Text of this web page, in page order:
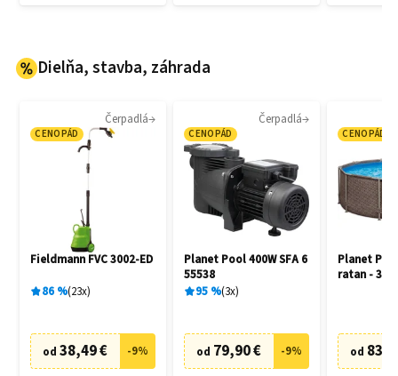
Dielňa, stavba, záhrada
Čerpadlá
CENOPÁD
Fieldmann FVC 3002-ED
86% 23x
od 38,49 € -9%
Čerpadlá
CENOPÁD
Planet Pool 400W SFA 6
55538
95% 3x
od 79,90 € -9%
CENOPÁD
Planet
ratan - 305
od